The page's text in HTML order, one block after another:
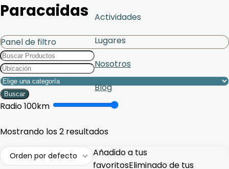
Paracaidas
Panel de filtro
Buscar
Radio100km
Mostrando los 2 resultados
Orden por defecto
Añadido a tus
favoritosEliminado de tus
Actividades
Lugares
Nosotros
Blog